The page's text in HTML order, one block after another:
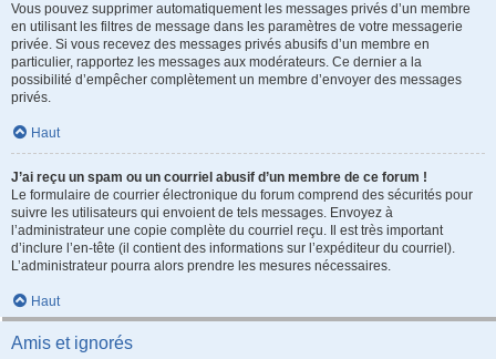
Vous pouvez supprimer automatiquement les messages privés d’un membre
en utilisant les filtres de message dans les paramètres de votre messagerie
privée. Si vous recevez des messages privés abusifs d’un membre en
particulier, rapportez les messages aux modérateurs. Ce dernier a la
possibilité d’empêcher complètement un membre d’envoyer des messages
privés.
Haut
J’ai reçu un spam ou un courriel abusif d’un membre de ce forum !
Le formulaire de courrier électronique du forum comprend des sécurités pour
suivre les utilisateurs qui envoient de tels messages. Envoyez à
l’administrateur une copie complète du courriel reçu. Il est très important
d’inclure l’en-tête (il contient des informations sur l’expéditeur du courriel).
L’administrateur pourra alors prendre les mesures nécessaires.
Haut
Amis et ignorés